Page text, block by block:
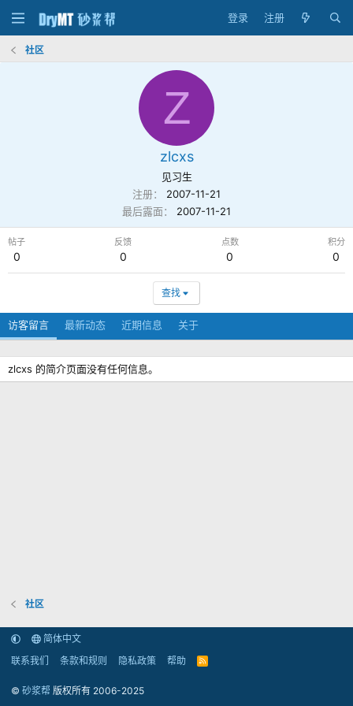
登录 注册
社区
Z
zlcxs
见习生
注册
2007-11-21
最后露面
2007-11-21
帖子
0
反馈
0
点数
0
积分
0
查找
访客留言 最新动态 近期信息 关于
zlcxs 的简介页面没有任何信息。
社区
简体中文
联系我们
条款和规则 隐私政策 帮助
R
© 砂浆帮 版权所有 2006-2025